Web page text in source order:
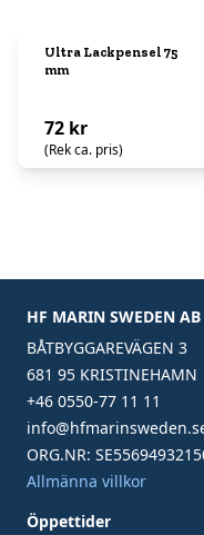
Ultra Lackpensel 75
mm
72 kr
(Rek ca. pris)
HF MARIN SWEDEN AB
BÅTBYGGAREVÄGEN 3
681 95 KRISTINEHAMN
+46 0550-77 11 11
ORG.NR:
Allmänna villkor
Öppettider